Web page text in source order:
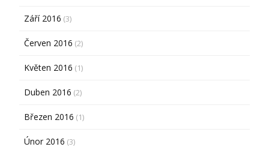
Září 2016 (3)
Červen 2016 (2)
Květen 2016 (1)
Duben 2016 (2)
Březen 2016 (1)
Únor 2016 (3)